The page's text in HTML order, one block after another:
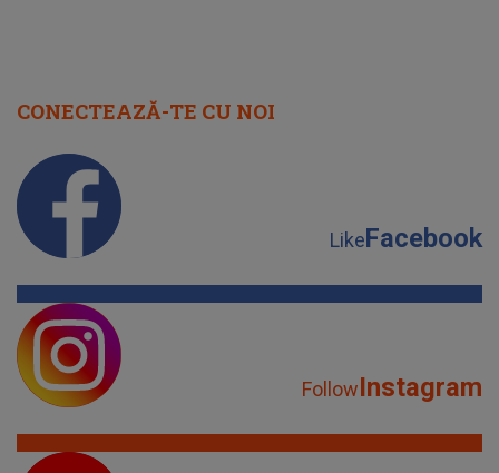
CONECTEAZĂ-TE CU NOI
LikeFacebook
FollowInstagram